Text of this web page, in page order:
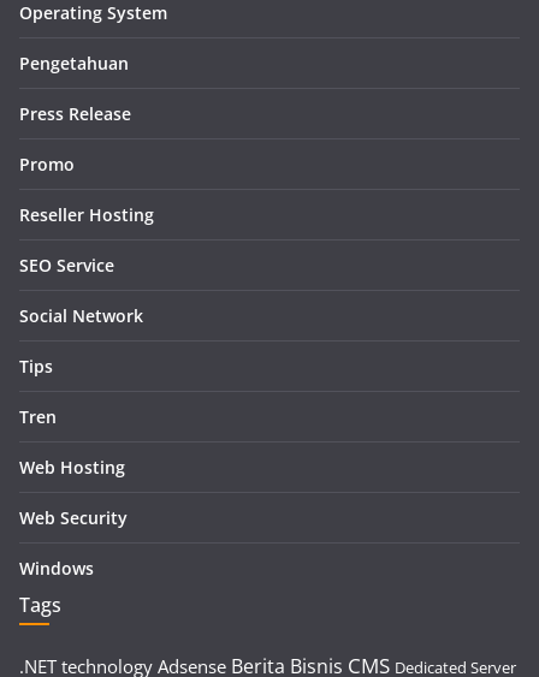
Operating System
Pengetahuan
Press Release
Promo
Reseller Hosting
SEO Service
Social Network
Tips
Tren
Web Hosting
Web Security
Windows
Tags
.NET technology Adsense Berita Bisnis CMS Dedicated Server